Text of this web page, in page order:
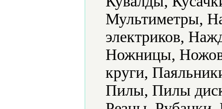
Мультиметры,
электриков,
Ножницы,
круги,
Пилы, Пилы